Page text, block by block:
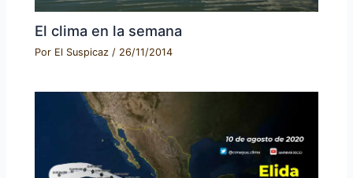
El clima en la semana
Por El Suspicaz/ 26/11/2014